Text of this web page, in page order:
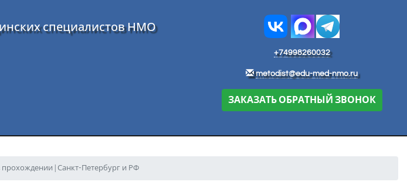
специалистов НМО
+74998260032
metodist@edu-med-nmo.ru
ЗАКАЗАТЬ ОБРАТНЫЙ ЗВОНОК
| Санкт-Петербург и РФ